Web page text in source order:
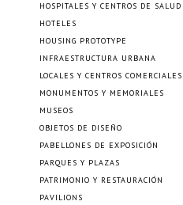
HOSPITALES Y CENTROS DE SALUD
HOTELES
HOUSING PROTOTYPE
INFRAESTRUCTURA URBANA
LOCALES Y CENTROS COMERCIALES
MONUMENTOS Y MEMORIALES
MUSEOS
OBJETOS DE DISEÑO
PABELLONES DE EXPOSICIÓN
PARQUES Y PLAZAS
PATRIMONIO Y RESTAURACIÓN
PAVILIONS